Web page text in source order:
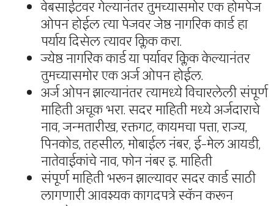
वेबसाईटवर गेल्यानंतर तुमच्यासमोर एक होमपेज
ओपन होईल त्या पेजवर जेष्ठ नागरिक कार्ड हा
पर्याय दिसेल त्यावर क्लिक करा.
ज्येष्ठ नागरिक कार्ड या पर्यावर क्लिक केल्यानंतर
तुमच्यासमोर एक अर्ज ओपन होईल.
अर्ज ओपन झाल्यानंतर त्यामध्ये विचारलेली संपूर्ण
माहिती अचूक भरा. सदर माहिती मध्ये अर्जदाराचे
नाव, जन्मतारीख, रक्तगट, कायमचा पत्ता, राज्य,
पिनकोड, तहसील, मोबाईल नंबर, ई-मेल आयडी,
नातेवाईकांचे नाव, फोन नंबर इ. माहिती
संपूर्ण माहिती भरून झाल्यावर सदर कार्ड साठी
लागणारी आवश्यक कागदपत्रे स्कॅन करून